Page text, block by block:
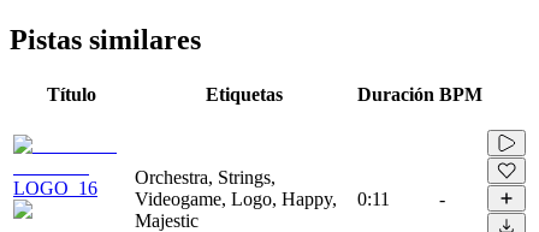
Pistas similares
Título Etiquetas Duración BPM
LOGO_16
Orchestra, Strings,
Videogame, Logo, Happy,
Majestic
0:11 -